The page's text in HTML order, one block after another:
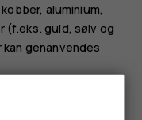
aluminium,
(f.eks. guld, sølv og
genanvendes